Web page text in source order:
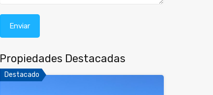
Propiedades Destacadas
Destacado